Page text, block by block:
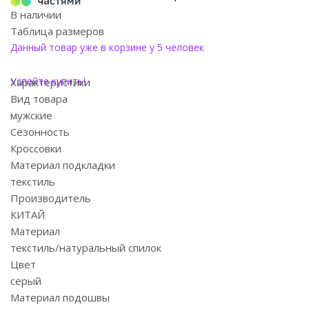
В наличии
Таблица размеров
Данный товар уже в корзине у 5 человек
Успейте купить!
Характеристики
Вид товара
мужские
Сезонность
Кроссовки
Материал подкладки
текстиль
Производитель
КИТАЙ
Материал
текстиль/натуральный спилок
Цвет
серый
Материал подошвы